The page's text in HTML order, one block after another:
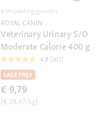
4 Verpakkingsgroottes
ROYAL CANIN
Veterinary Urinary S/O
Moderate Calorie 400 g
4.8 (107)
LAGE PRIJS
€ 9,79
(€ 24,47/kg)